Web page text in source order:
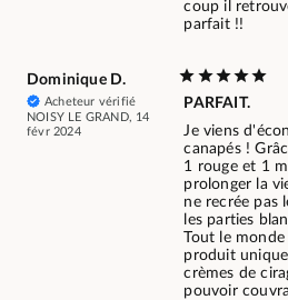
coup il
parfait !!
Dominique D.
Acheteur vérifié
NOISY LE GRAND, 14
févr 2024
PARFAIT.
Je viens
canapés !
1 rouge et 1
prolonger la
ne recrée pas
les parties
Tout le
produit
crèmes de
pouvoir